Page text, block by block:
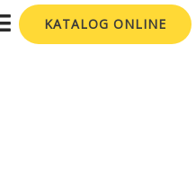
KATALOG ONLINE